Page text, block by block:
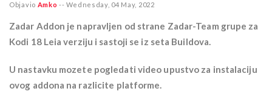
Objavio Amko -- Wednesday, 04 May, 2022
Zadar Addon je napravljen od strane Zadar-Team grupe za
Kodi 18 Leia verziju i sastoji se iz seta Buildova.
U nastavku mozete pogledati video upustvo za instalaciju
ovog addona na razlicite platforme.